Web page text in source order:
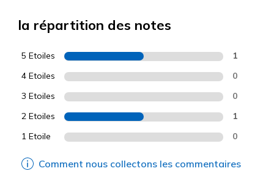
la répartition des notes
5 Etoiles 1
4 Etoiles 0
3 Etoiles 0
2 Etoiles 1
1 Etoile 0
Comment nous collectons les commentaires